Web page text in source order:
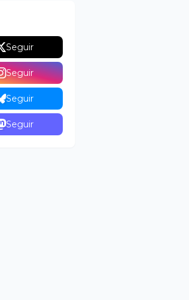
Seguir
Seguir
Seguir
Seguir